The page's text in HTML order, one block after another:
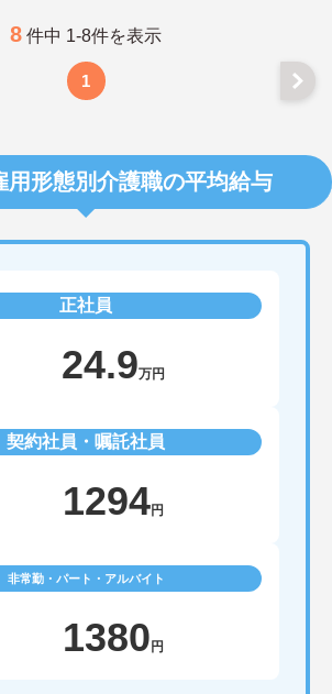
8 件中 1-8件を表示
1
用形態別介護職の平均給与
正社員
24.9万円
契約社員・嘱託社員
1294円
非常勤・パート・アルバイト
1380 円